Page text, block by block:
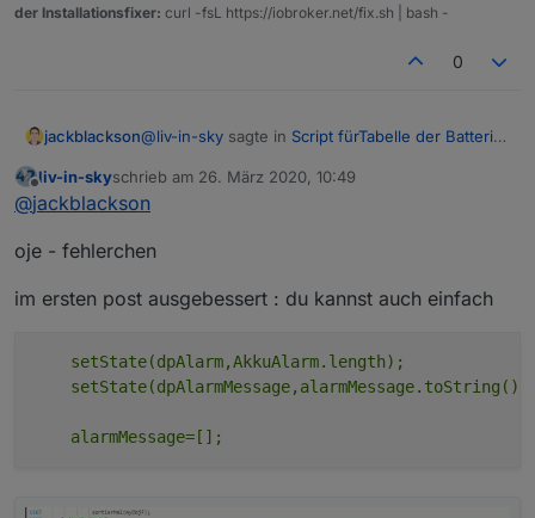
der Installationsfixer: curl -fsL https://iobroker.net/fix.sh | bash -
0
jackblackson@liv-in-sky sagte in Script fürTabelle der Batterie
Nur das hier ist interessant:
AkkuMessage steht noch was.
Offline
liv-in-skyschrieb am 26. März 2020, 10:49
zuletzt editiert von
@jackblackson
oje - fehlerchen
im ersten post ausgebessert : du kannst auch einfach
    setState(dpAlarm,AkkuAlarm.length);